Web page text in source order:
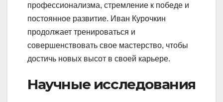
профессионализма, стремление к победе и
постоянное развитие. Иван Курочкин
продолжает тренироваться и
совершенствовать свое мастерство, чтобы
достичь новых высот в своей карьере.
Научные исследования